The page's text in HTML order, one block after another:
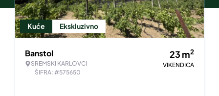
Kuće Ekskluzivno
Banstol
SREMSKI KARLOVCI
ŠIFRA: #575650
23 m2
VIKENDICA